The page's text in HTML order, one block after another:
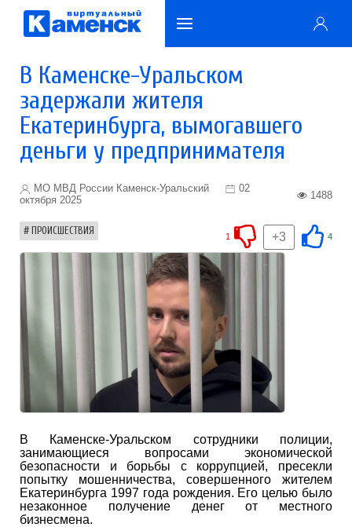
В Каменске-Уральском
задержали жителя
Екатеринбурга, вымогавшего
деньги у предпринимателя
МО МВД России Каменск-Уральский
02
октября 2025
1488
ПРОИСШЕСТВИЯ 4
+3
1
В Каменске-Уральском сотрудники полиции,
занимающиеся вопросами экономической
безопасности и борьбы с коррупцией, пресекли
попытку мошенничества, совершенного жителем
Екатеринбурга 1997 года рождения. Его целью было
незаконное получение денег от местного
бизнесмена.